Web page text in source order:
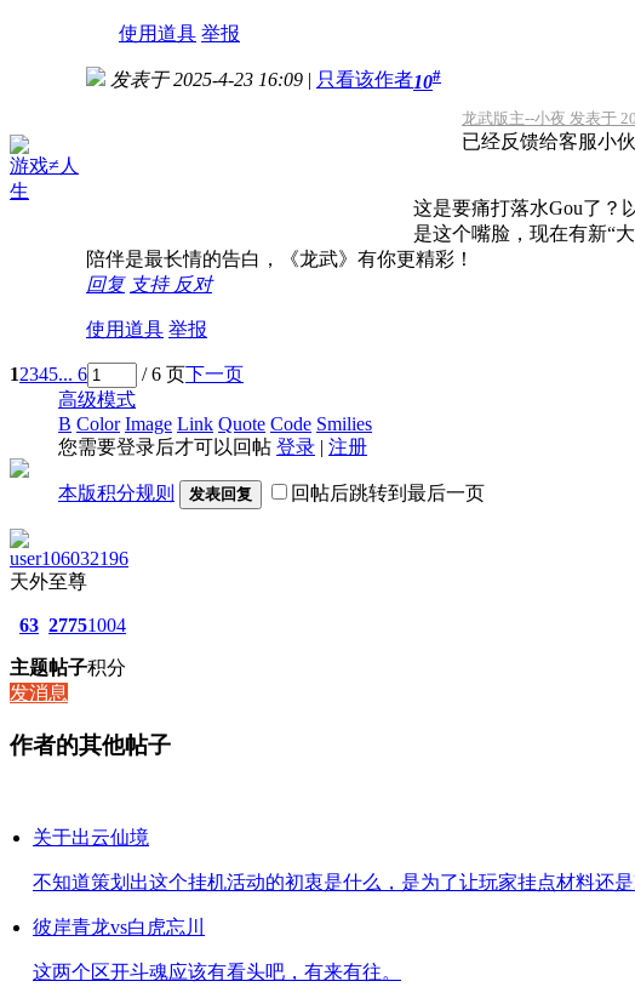
使用道具 举报
游戏≠人
生
发表于 2025-4-23 16:09 | 只看该作者10#
龙武版主--小夜 发表于
已经反馈给客服小
这是要痛打落水Gou了？
是这个嘴脸，现在有新“
陪伴是最长情的告白，《龙武》有你更精彩！
回复 支持 反对
使用道具 举报
12345... 6 / 6 页下一页
高级模式
B Color Image Link Quote Code Smilies
您需要登录后才可以回帖 登录 | 注册
本版积分规则 发表回复 回帖后跳转到最后一页
user106032196
天外至尊
63
主题
2775
帖子
1004
积分
发消息
作者的其他帖子
关于出云仙境
不知道策划出这个挂机活动的初衷是什么，是为了让玩家挂点材料还
彼岸青龙vs白虎忘川
这两个区开斗魂应该有看头吧，有来有往。